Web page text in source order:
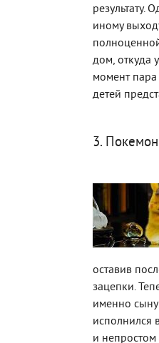
результату.
иному
дом, откуда
момент пара
детей
3.
оставив
зацепки.
именно
исполнился
и